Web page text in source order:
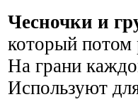
Чесночки и
который потом
На грани
Используют